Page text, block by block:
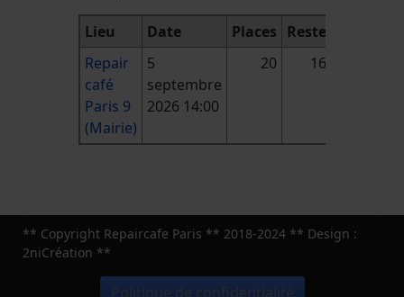
Lieu Date Places Reste
Repair
café
Paris 9
(Mairie)
5
septembre
2026 14:00
20 16
** Copyright Repaircafe Paris ** 2018-2024 ** Design :
2niCréation **
Politique de confidentialité